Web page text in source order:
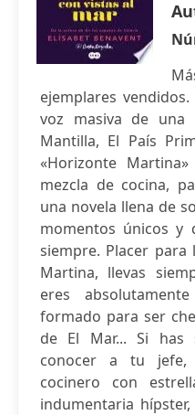
ejemplares
voz masiva de una
Mantilla, El País
«Horizonte
mezcla de cocina,
una novela llena de
momentos únicos y
siempre. Placer para
Martina, llevas
eres
formado para ser
de El Mar... Si has
conocer a tu jefe,
cocinero con
indumentaria